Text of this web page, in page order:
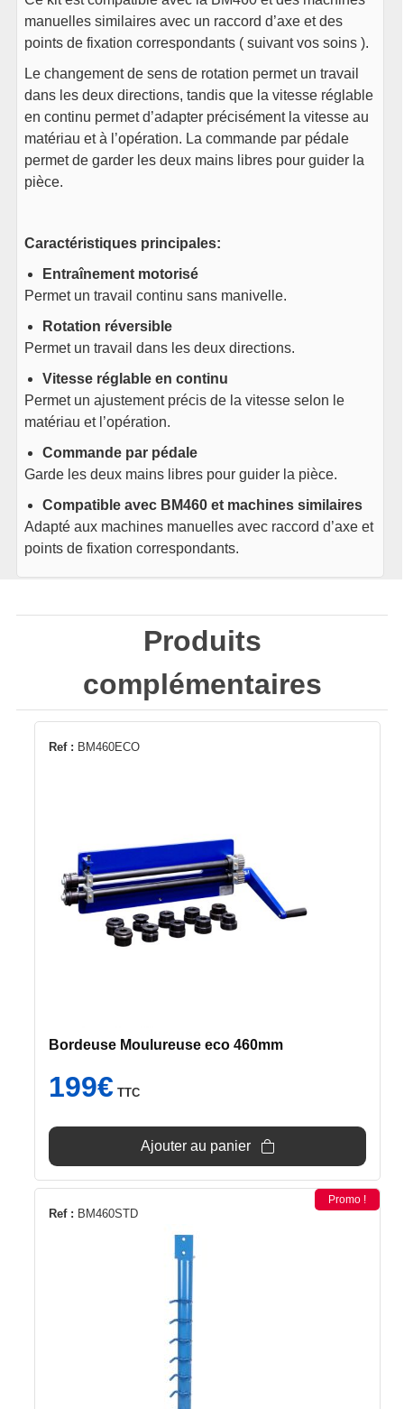
manuelles similaires avec un raccord d’axe et des
points de fixation correspondants ( suivant vos soins ).
Le changement de sens de rotation permet un travail
dans les deux directions, tandis que la vitesse réglable
en continu permet d’adapter précisément la vitesse au
matériau et à l’opération. La commande par pédale
permet de garder les deux mains libres pour guider la
pièce.
Caractéristiques principales:
Entraînement motorisé
Permet un travail continu sans manivelle.
Rotation réversible
Permet un travail dans les deux directions.
Vitesse réglable en continu
Permet un ajustement précis de la vitesse selon le
matériau et l’opération.
Commande par pédale
Garde les deux mains libres pour guider la pièce.
Compatible avec BM460 et machines similaires
Adapté aux machines manuelles avec raccord d’axe et
points de fixation correspondants.
Produits
complémentaires
Ref : BM460ECO
Bordeuse Moulureuse eco 460mm
199€ TTC
Ajouter au panier
Ref : BM460STD
Promo !